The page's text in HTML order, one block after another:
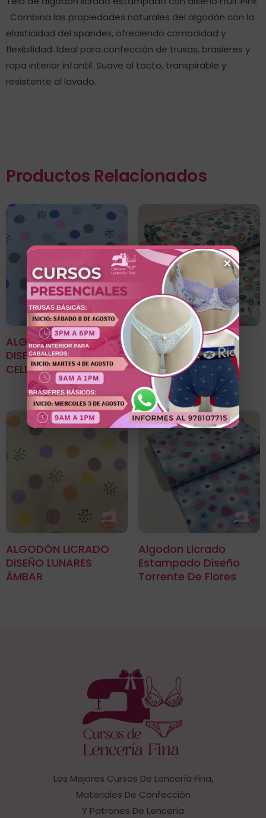
. Combina las propiedades naturales del algodón con la
elasticidad del spandex, ofreciendo comodidad y
flexibilidad. Ideal para confección de trusas, brasieres y
ropa interior infantil. Suave al tacto, transpirable y
resistente al lavado.
Productos Relacionados
ALGODÓN LICRADO
DISEÑO LUNARES
CELESTE
Algodon Licrado
Estampado Diseño
Emoji Bondi
ALGODÓN LICRADO
DISEÑO LUNARES
ÁMBAR
Algodon Licrado
Estampado Diseño
Torrente De Flores
Los Mejores Cursos De Lencería Fina,
Materiales De Confección
Y Patrones De Lencería
×